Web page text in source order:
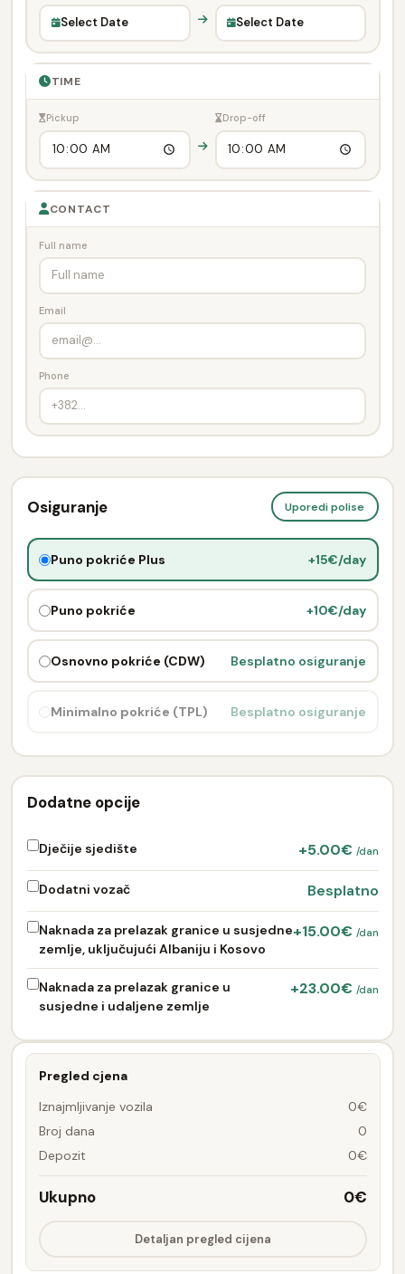
Select Date Select Date
TIME
Pickup Drop-off
CONTACT
Full name
Email
Phone
Pregled cjena
Iznajmljivanje vozila
0€
Broj dana
0
Depozit
0€
Ukupno 0€
Detaljan pregled cijena
Osiguranje Uporedi polise
Puno pokriće Plus +15€/day
Puno pokriće +10€/day
Osnovno pokriće (CDW) Besplatno osiguranje
Minimalno pokriće (TPL) Besplatno osiguranje
Dodatne opcije
Dječije sjedište +5.00€ /dan
Dodatni vozač Besplatno
Naknada za prelazak granice u susjedne
zemlje, uključujući Albaniju i Kosovo
+15.00€ /dan
Naknada za prelazak granice u
susjedne i udaljene zemlje
+23.00€ /dan